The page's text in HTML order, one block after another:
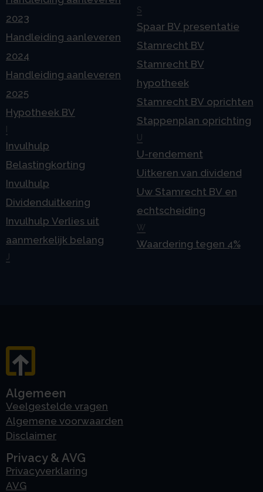
2023
Handleiding aanleveren
2024
Handleiding aanleveren
2025
Hypotheek BV
Invulhulp
Belastingkorting
Invulhulp
Dividenduitkering
Invulhulp Verlies uit
aanmerkelijk belang
J
S
Spaar BV presentatie
Stamrecht BV
Stamrecht BV
hypotheek
Stamrecht BV oprichten
Stappenplan oprichting
U
U-rendement
Uitkeren van dividend
Uw Stamrecht BV en
echtscheiding
W
Waardering tegen 4%
Algemeen
Veelgestelde vragen
Algemene voorwaarden
Disclaimer
Privacy & AVG
Privacyverklaring
AVG